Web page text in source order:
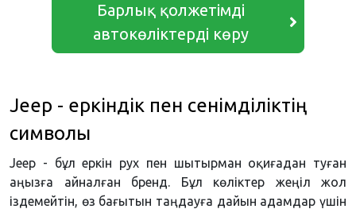
Барлық қолжетімді
автокөліктерді көру
Jeep - еркіндік пен сенімділіктің
символы
Jeep - бұл еркін рух пен шытырман оқиғадан туған
аңызға айналған бренд. Бұл көліктер жеңіл жол
іздемейтін, өз бағытын таңдауға дайын адамдар үшін